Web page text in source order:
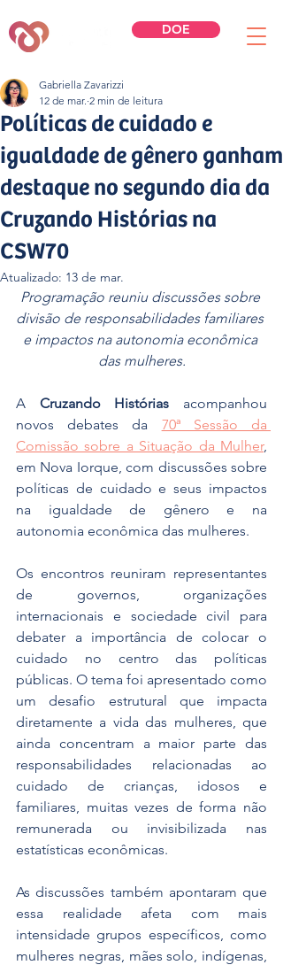
DOE
Políticas de cuidado e
igualdade de gênero ganham
destaque no segundo dia da
Cruzando Histórias na
CSW70
Gabriella Zavarizzi
12 de mar. 2 min de leitura
Atualizado: 13 de mar.
Programação reuniu discussões sobre
divisão de responsabilidades familiares
e impactos na autonomia econômica
das mulheres.
A Cruzando Histórias acompanhou
novos debates da 70ª Sessão da
Comissão sobre a Situação da Mulher,
em Nova Iorque, com discussões sobre
políticas de cuidado e seus impactos
na igualdade de gênero e na
autonomia econômica das mulheres.
Os encontros reuniram representantes
de governos, organizações
internacionais e sociedade civil para
debater a importância de colocar o
cuidado no centro das políticas
públicas. O tema foi apresentado como
um desafio estrutural que impacta
diretamente a vida das mulheres, que
ainda concentram a maior parte das
responsabilidades relacionadas ao
cuidado de crianças, idosos e
familiares, muitas vezes de forma não
remunerada ou invisibilizada nas
estatísticas econômicas.
As discussões também apontaram que
essa realidade afeta com mais
intensidade grupos específicos, como
mulheres negras, mães solo, indígenas,